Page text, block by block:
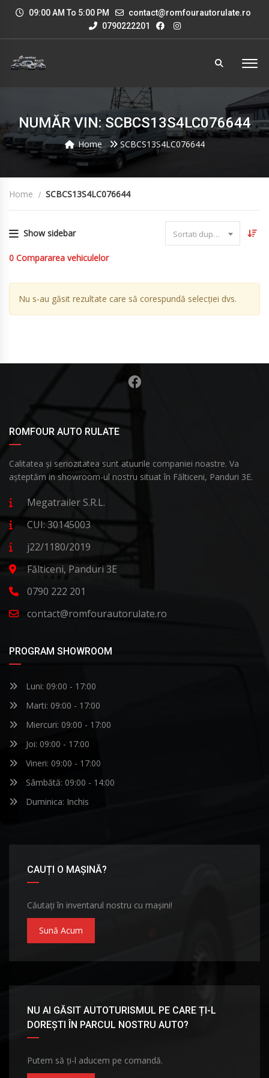
09:00 AM To 5:00 PM
contact@romfourautorulate.ro
0790222201
NUMĂR VIN: SCBCS13S4LC076644
Home SCBCS13S4LC076644
Home SCBCS13S4LC076644
Show sidebar Sortati dupa data
0 Compararea vehiculelor
Nu s-au găsit rezultate care să corespundă selecției dvs.
ROMFOUR AUTO RULATE
Calitatea și seriozitatea sunt atuurile companiei noastre. Va
așteptăm in showroom-ul nostru situat în Fălticeni, Panduri 3E.
Megatrailer S.R.L.
CUI: 30145003
j22/1180/2019
Fălticeni, Panduri 3E
0790 222 201
contact@romfourautorulate.ro
PROGRAM SHOWROOM
Luni: 09:00 - 17:00
Marti: 09:00 - 17:00
Miercuri: 09:00 - 17:00
Joi: 09:00 - 17:00
Vineri: 09:00 - 17:00
Sâmbătă: 09:00 - 14:00
Duminica: Inchis
CAUȚI O MAȘINĂ?
Căutați în inventarul nostru cu mașini!
Sună Acum
NU AI GĂSIT AUTOTURISMUL PE CARE ȚI-L
DOREȘTI ÎN PARCUL NOSTRU AUTO?
Putem să ți-l aducem pe comandă.